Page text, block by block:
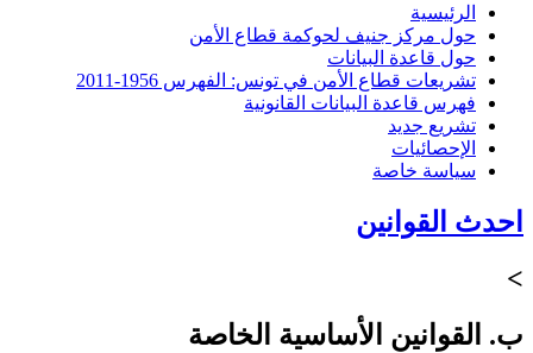
الرئيسية
حول مركز جنيف لحوكمة قطاع الأمن
حول قاعدة البيانات
تشريعات قطاع الأمن في تونس: الفهرس 1956-2011
فهرس قاعدة البيانات القانونية
تشريع جديد
الإحصائيات
سياسة خاصة
احدث القوانين
>
ب. القوانين الأساسية الخاصة